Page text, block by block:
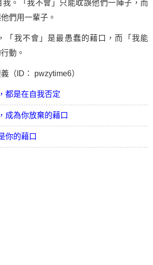
。「我不會」只能耽誤他們一陣子，而
們用一輩子。
我不會」是最愚蠢的藉口，而「我能
動。
ID： pwzytime6）
都是在自我否定
成為你放棄的藉口
你的藉口